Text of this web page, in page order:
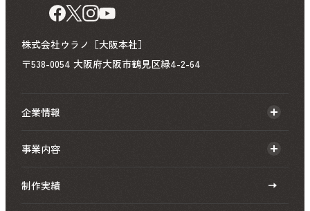
株式会社ウラノ［大阪本社］
〒538-0054 大阪府大阪市鶴見区緑4-2-64
企業情報
事業内容
制作実績